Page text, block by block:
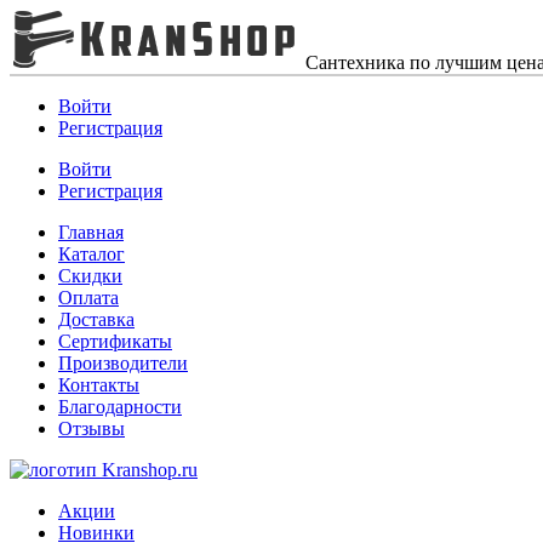
Сантехника по лучшим
Войти
Регистрация
Войти
Регистрация
Главная
Каталог
Скидки
Оплата
Доставка
Сертификаты
Производители
Контакты
Благодарности
Отзывы
Акции
Новинки